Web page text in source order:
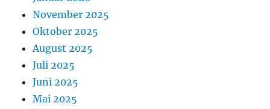
November 2025
Oktober 2025
August 2025
Juli 2025
Juni 2025
Mai 2025